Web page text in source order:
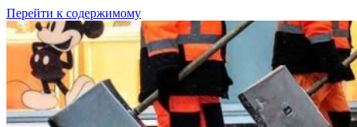
Перейти к содержимому